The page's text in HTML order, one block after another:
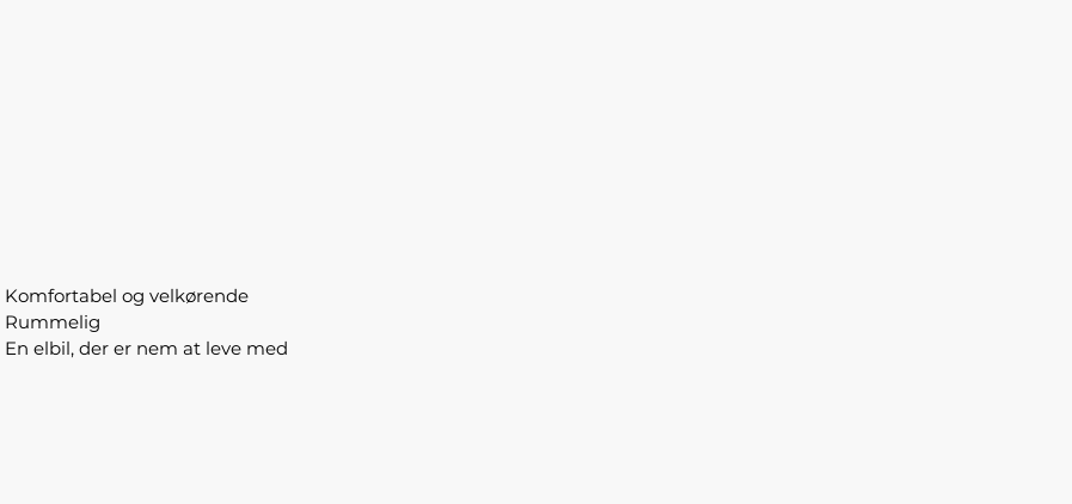
Komfortabel og velkørende
Rummelig
En elbil, der er nem at leve med